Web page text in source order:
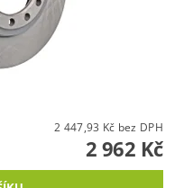
2 447,93 Kč bez DPH
2 962 Kč